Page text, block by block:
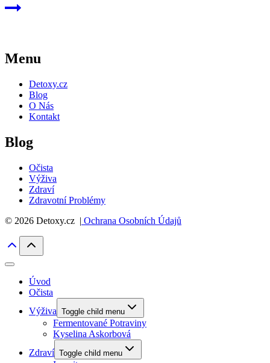
Menu
Detoxy.cz
Blog
O Nás
Kontakt
Blog
Očista
Výživa
Zdraví
Zdravotní Problémy
© 2026 Detoxy.cz | Ochrana Osobních Údajů
Úvod
Očista
Výživa Toggle child menu
Fermentované Potraviny
Kyselina Askorbová
Zdraví Toggle child menu